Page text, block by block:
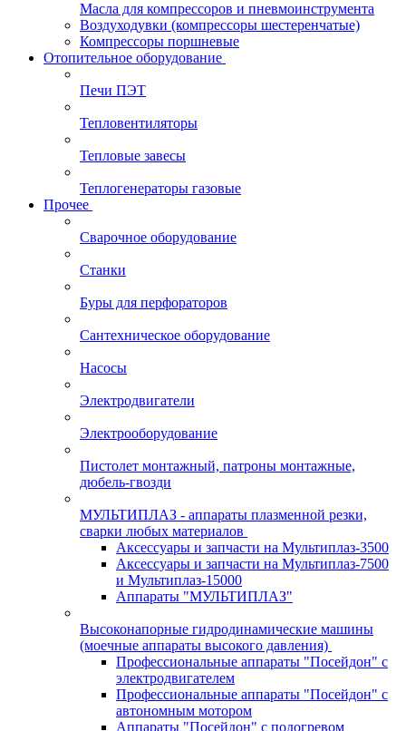
Масла для компрессоров и пневмоинструмента
Воздуходувки (компрессоры шестеренчатые)
Компрессоры поршневые
Отопительное оборудование
Печи ПЭТ
Тепловентиляторы
Тепловые завесы
Теплогенераторы газовые
Прочее
Сварочное оборудование
Станки
Буры для перфораторов
Сантехническое оборудование
Насосы
Электродвигатели
Электрооборудование
Пистолет монтажный, патроны монтажные,
дюбель-гвозди
МУЛЬТИПЛАЗ - аппараты плазменной резки,
сварки любых материалов
Аксессуары и запчасти на Мультиплаз-3500
Аксессуары и запчасти на Мультиплаз-7500
и Мультиплаз-15000
Аппараты "МУЛЬТИПЛАЗ"
Высоконапорные гидродинамические машины
(моечные аппараты высокого давления)
Профессиональные аппараты "Посейдон" с
электродвигателем
Профессиональные аппараты "Посейдон" с
автономным мотором
Аппараты "Посейдон" с подогревом